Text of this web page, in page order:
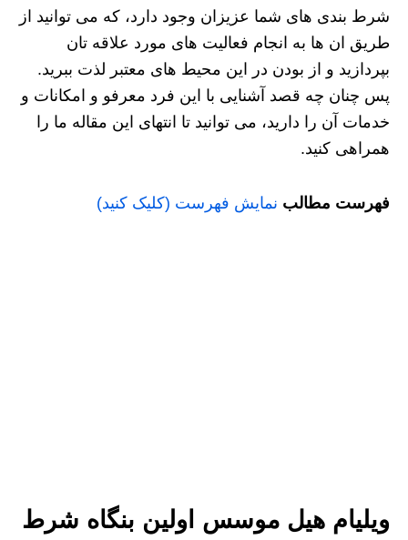
شرط بندی های شما عزیزان وجود دارد، که می توانید از
طریق ان ها به انجام فعالیت های مورد علاقه تان
بپردازید و از بودن در این محیط های معتبر لذت ببرید.
پس چنان چه قصد آشنایی با این فرد معرفو و امکانات و
خدمات آن را دارید، می توانید تا انتهای این مقاله ما را
همراهی کنید.
فهرست مطالب نمایش فهرست (کلیک کنید)
ویلیام هیل موسس اولین بنگاه شرط